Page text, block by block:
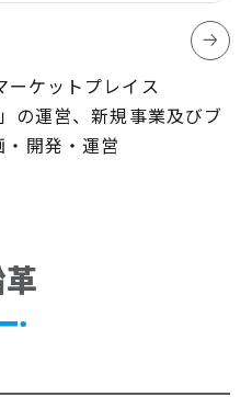
ーケットプレイス
の運営、新規事業及びブ
開発・運営